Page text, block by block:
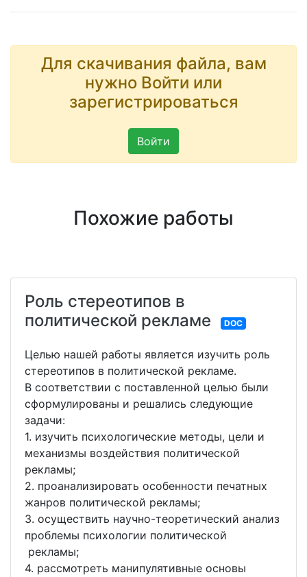
Для скачивания файла, вам
нужно Войти или
зарегистрироваться
Войти
Похожие работы
Роль стереотипов в
политической рекламе
DOC
Целью нашей работы является изучить роль
стереотипов в политической рекламе.
В соответствии с поставленной целью были
сформулированы и решались следующие
задачи:
1. изучить психологические методы, цели и
механизмы воздействия политической
рекламы;
2. проанализировать особенности печатных
жанров политической рекламы;
3. осуществить научно-теоретический анализ
проблемы психологии политической
рекламы;
4. рассмотреть манипулятивные основы